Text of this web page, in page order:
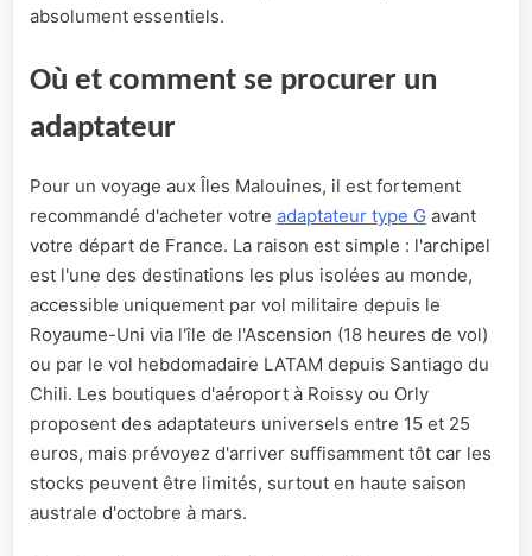
absolument essentiels.
Où et comment se procurer un
adaptateur
Pour un voyage aux Îles Malouines, il est fortement
recommandé d'acheter votre adaptateur type G avant
votre départ de France. La raison est simple : l'archipel
est l'une des destinations les plus isolées au monde,
accessible uniquement par vol militaire depuis le
Royaume-Uni via l'île de l'Ascension (18 heures de vol)
ou par le vol hebdomadaire LATAM depuis Santiago du
Chili. Les boutiques d'aéroport à Roissy ou Orly
proposent des adaptateurs universels entre 15 et 25
euros, mais prévoyez d'arriver suffisamment tôt car les
stocks peuvent être limités, surtout en haute saison
australe d'octobre à mars.